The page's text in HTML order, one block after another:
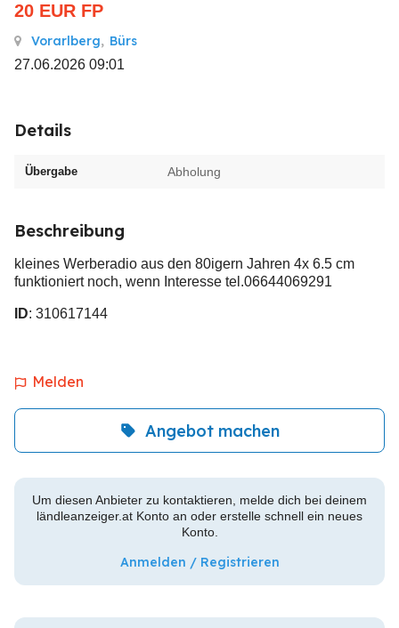
20 EUR FP
Vorarlberg, Bürs
27.06.2026 09:01
Details
Übergabe Abholung
Beschreibung
kleines Werberadio aus den 80igern Jahren 4x 6.5 cm
funktioniert noch, wenn Interesse tel.06644069291
ID: 310617144
Melden
Angebot machen
Um diesen Anbieter zu kontaktieren, melde dich bei deinem
ländleanzeiger.at Konto an oder erstelle schnell ein neues
Konto.
Anmelden / Registrieren